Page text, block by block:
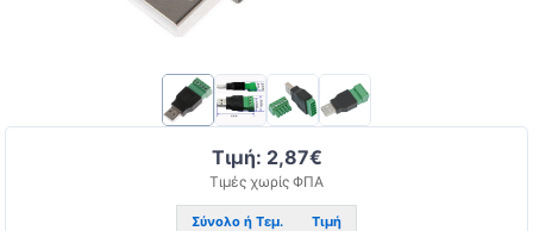
Τιμή: 2,87€
Τιμές χωρίς ΦΠΑ
Σύνολο ή Τεμ.
Τιμή